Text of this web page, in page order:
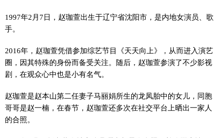
1997年2月7日，赵珈萱出生于辽宁省沈阳市，是内地女演员、歌
手。
2016年，赵珈萱凭借参加综艺节目《天天向上》，从而进入演艺
圈，因其特殊的身份而备受关注。随后，赵珈萱参演了不少影视
剧，在观众心中也是小有名气。
赵珈萱是赵本山第二任妻子马丽娟所生的龙凤胎中的女儿，同胞
哥哥是赵一楠，在春节，赵珈萱还多次在社交平台上晒出一家人
的合照。